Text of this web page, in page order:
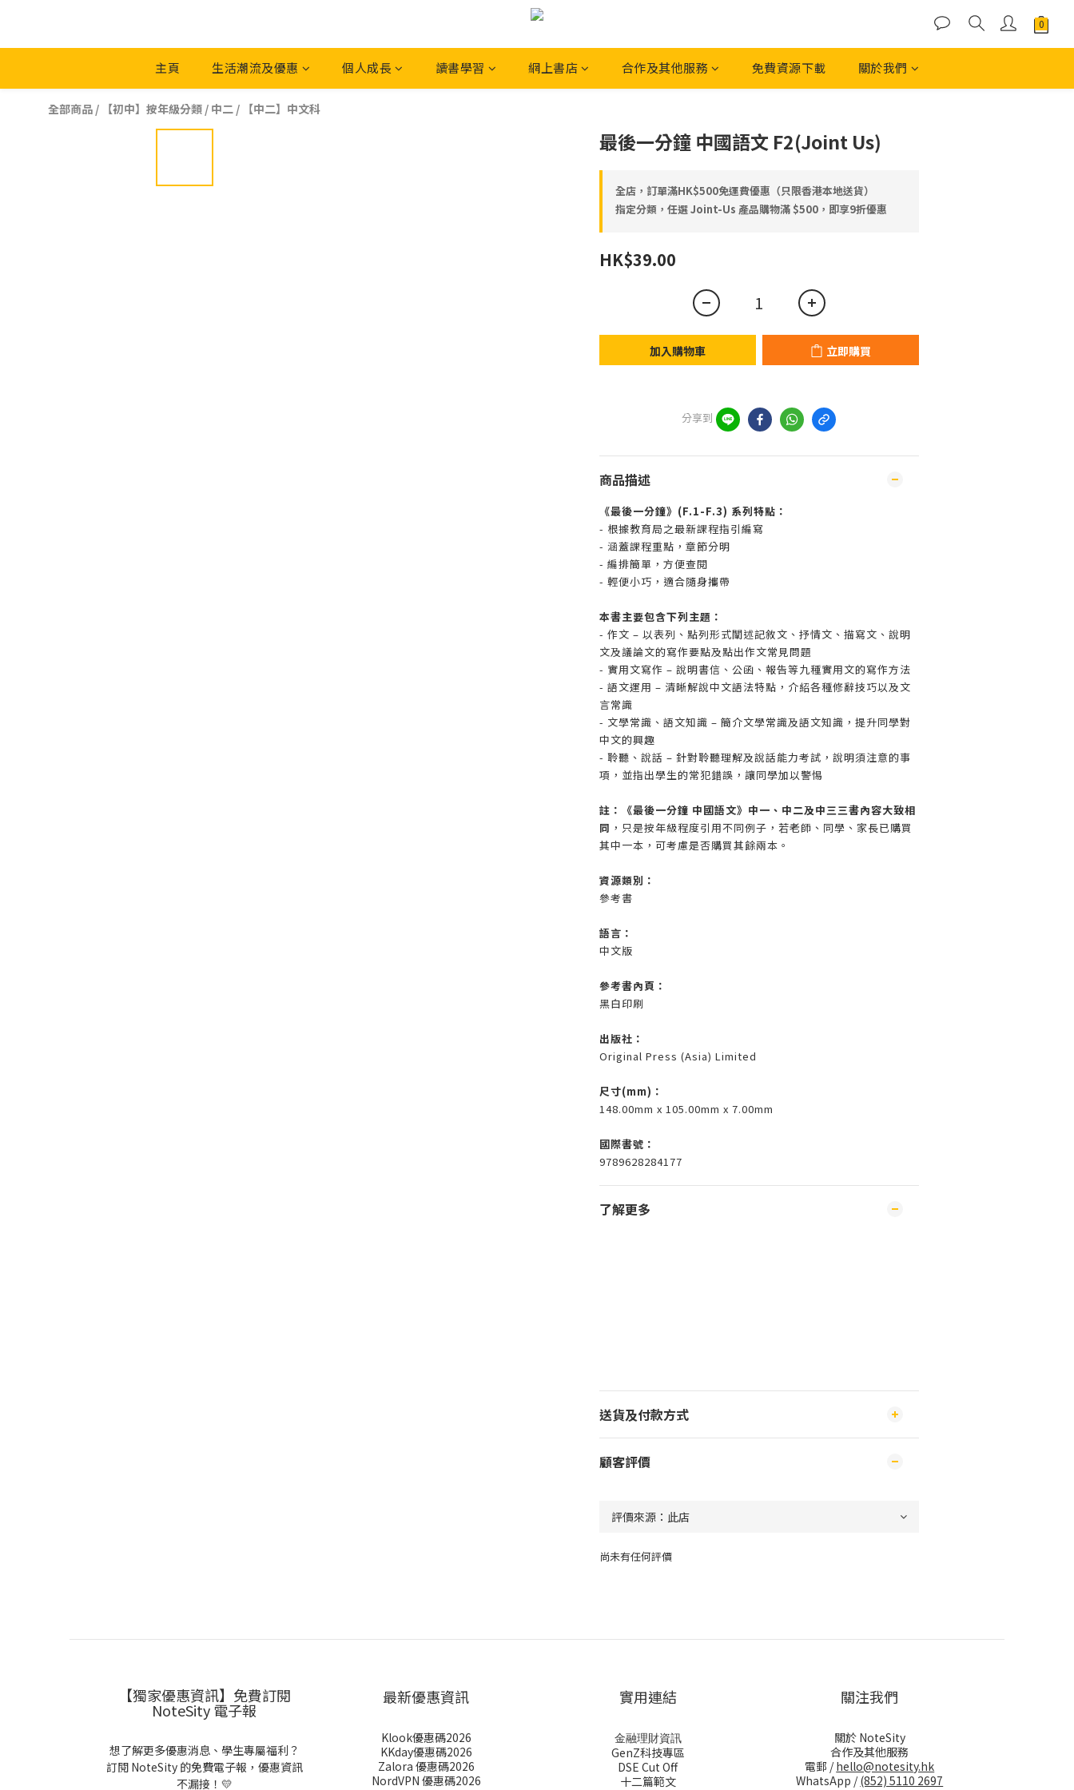
主頁 生活潮流及優惠 個人成長 讀書學習 網上書店 合作及其他服務 免費資源下載 關於我們
全部商品 / 【初中】按年級分類 / 中二 / 【中二】中文科
最後一分鐘 中國語文 F2(Joint Us)
全店，訂單滿HK$500免運費優惠（只限香港本地送貨）
指定分類，任選 Joint-Us 產品⁠⁠購物滿 $500，即享9折優惠
HK$39.00
加入購物車 立即購買
分享到
商品描述
《最後一分鐘》(F.1-F.3) 系列特點：
- 根據教育局之最新課程指引編寫
- 涵蓋課程重點，章節分明
- 編排簡單，方便查閱
- 輕便小巧，適合隨身攜帶
本書主要包含下列主題：
- 作文 – 以表列、點列形式闡述記敘文、抒情文、描寫文、說明
文及議論文的寫作要點及點出作文常見問題
- 實用文寫作 – 說明書信、公函、報告等九種實用文的寫作方法
- 語文運用 – 清晰解說中文語法特點，介紹各種修辭技巧以及文
言常識
- 文學常識、語文知識 – 簡介文學常識及語文知識，提升同學對
中文的興趣
- 聆聽、說話 – 針對聆聽理解及說話能力考試，說明須注意的事
項，並指出學生的常犯錯誤，讓同學加以警惕
註：《最後一分鐘 中國語文》中一、中二及中三三書內容大致相
同 ，只是按年級程度引用不同例子，若老師、同學、家長已購買
其中一本，可考慮是否購買其餘兩本。
資源類別：
參考書
語言：
中文版
參考書內頁：
黑白印刷
出版社：
Original Press (Asia) Limited
尺寸(mm) ：
148.00mm x 105.00mm x 7.00mm
國際書號：
9789628284177
了解更多
送貨及付款方式
顧客評價
尚未有任何評價
【獨家優惠資訊】免費訂閱
NoteSity 電子報
想了解更多優惠消息、學生專屬福利？
訂閱 NoteSity 的免費電子報，優惠資訊
不漏接！💛
最新優惠資訊
Klook優惠碼2026
KKday優惠碼2026
Zalora 優惠碼2026
NordVPN 優惠碼2026
實用連結
金融理財資訊
GenZ科技專區
DSE Cut Off
十二篇範文
關注我們
關於 NoteSity
合作及其他服務
電郵 /hello@notesity.hk
WhatsApp /(852) 5110 2697